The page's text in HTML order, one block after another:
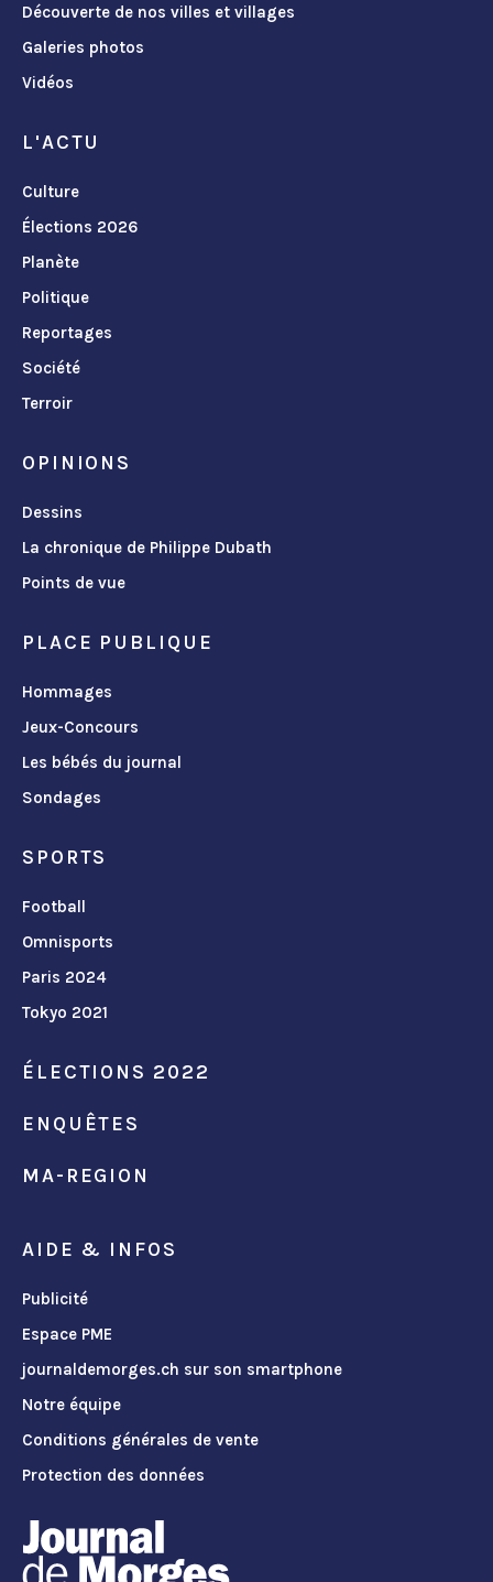
Découverte de nos villes et villages
Galeries photos
Vidéos
L'ACTU
Culture
Élections 2026
Planète
Politique
Reportages
Société
Terroir
OPINIONS
Dessins
La chronique de Philippe Dubath
Points de vue
PLACE PUBLIQUE
Hommages
Jeux-Concours
Les bébés du journal
Sondages
SPORTS
Football
Omnisports
Paris 2024
Tokyo 2021
ÉLECTIONS 2022
ENQUÊTES
MA-REGION
AIDE & INFOS
Publicité
Espace PME
journaldemorges.ch sur son smartphone
Notre équipe
Conditions générales de vente
Protection des données